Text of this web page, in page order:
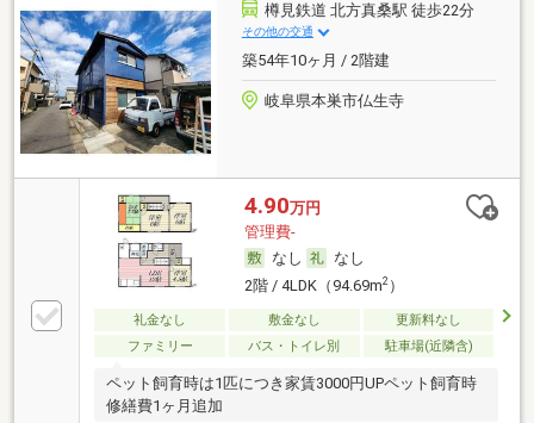
樽見鉄道 北方真桑駅 徒歩22分
その他の交通
築54年10ヶ月 / 2階建
岐阜県本巣市仏生寺
4.90万円
管理費-
なし
なし
2階 / 4LDK（94.69m2）
礼金なし 敷金なし
更新料なし
ファミリー
バス・トイレ別 駐車場(近隣含)
ペット飼育時は1匹につき家賃3000円UPペット飼育時
修繕費1ヶ月追加